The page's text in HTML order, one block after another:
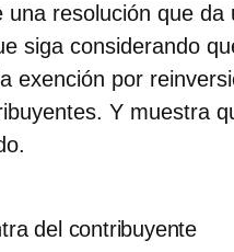
resolución que
siga considerando
exención por
Y muestra
del contribuyente